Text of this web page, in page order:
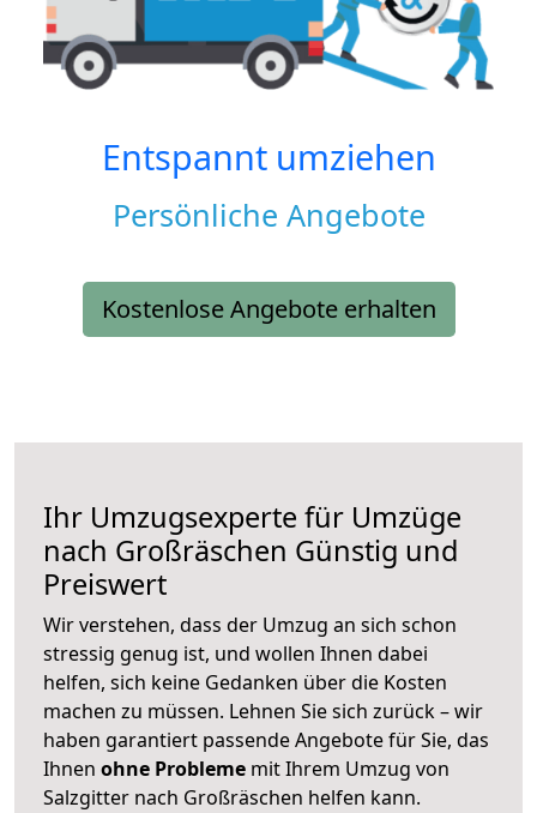
Entspannt umziehen
Persönliche Angebote
Kostenlose Angebote erhalten
Ihr Umzugsexperte für Umzüge
nach Großräschen Günstig und
Preiswert
Wir verstehen, dass der Umzug an sich schon
stressig genug ist, und wollen Ihnen dabei
helfen, sich keine Gedanken über die Kosten
machen zu müssen. Lehnen Sie sich zurück – wir
haben garantiert passende Angebote für Sie, das
Ihnen ohne Probleme mit Ihrem Umzug von
Salzgitter nach Großräschen helfen kann.